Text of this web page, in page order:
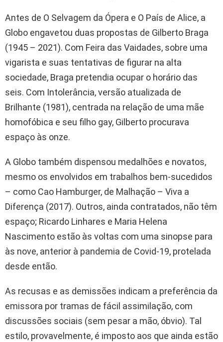
Antes de O Selvagem da Ópera e O País de Alice, a
Globo engavetou duas propostas de Gilberto Braga
(1945 – 2021). Com Feira das Vaidades, sobre uma
vigarista e suas tentativas de figurar na alta
sociedade, Braga pretendia ocupar o horário das
seis. Com Intolerância, versão atualizada de
Brilhante (1981), centrada na relação de uma mãe
homofóbica e seu filho gay, Gilberto procurava
espaço às onze.
A Globo também dispensou medalhões e novatos,
mesmo os envolvidos em trabalhos bem-sucedidos
– como Cao Hamburger, de Malhação – Viva a
Diferença (2017). Outros, ainda contratados, não têm
espaço; Ricardo Linhares e Maria Helena
Nascimento estão às voltas com uma sinopse para
às nove, anterior à pandemia de Covid-19, protelada
desde então.
As recusas e as demissões indicam a preferência da
emissora por tramas de fácil assimilação, com
discussões sociais (sem pesar a mão, óbvio). Tal
estilo, provavelmente, é imposto aos que ainda estão